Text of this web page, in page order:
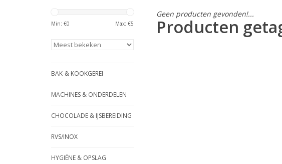
Min: €0 Max: €5
BAK-& KOOKGEREI
MACHINES & ONDERDELEN
CHOCOLADE & IJSBEREIDING
RVS/INOX
HYGIËNE & OPSLAG
Geen producten gevonden!...
Producten